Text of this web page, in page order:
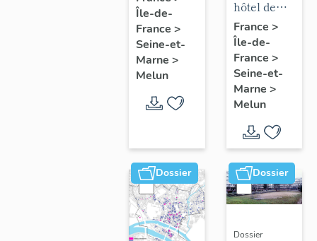
chapelle
de
l'hôpital
puis
hôpital
Île-de-
France >
Seine-et-
Marne >
Melun
mobilier
de l'hôtel
de ville
hôtel de
ville
France >
Île-de-
France >
Seine-et-
Marne >
Melun
Dossier Dossier
Dossier